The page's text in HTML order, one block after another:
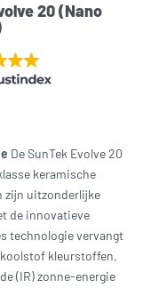
20 (Nano
De SunTek Evolve 20
keramische
zijn uitzonderlijke
de innovatieve
technologie vervangt
kleurstoffen,
(IR) zonne-energie